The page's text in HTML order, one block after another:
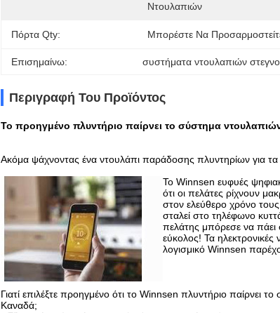
Ντουλαπιών
Πόρτα Qty: Μπορέστε Να
Επισημαίνω: συστήματα ντουλαπιών
Περιγραφή Του Προϊόντος
Το προηγμένο πλυντήριο παίρνει το σύστημα
Ακόμα ψάχνοντας ένα ντουλάπι παράδοσης πλυντηρίων για
Το Winnsen ευφυές
ότι οι πελάτες ρίχνουν
στον ελεύθερο χρόνο
σταλεί στο τηλέφωνο
πελάτης μπόρεσε να πάει
εύκολος! Τα
λογισμικό Winnsen
Γιατί επιλέξτε προηγμένο ότι το Winnsen πλυντήριο παίρνει το
Καναδά;